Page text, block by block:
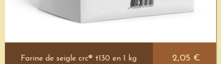
Farine de seigle crc® t130 en 1 kg 2,05 €